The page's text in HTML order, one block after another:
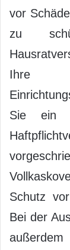
vor
zu
Ihre
Sie ein
Schutz
Bei der